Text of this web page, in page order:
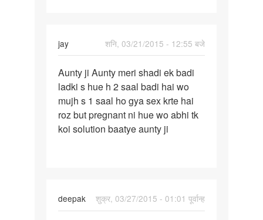
jay
शनि, 03/21/2015 - 12:55 बजे
Aunty
ji
Aunty ji Aunty meri shadi ek badi
ladki s hue h 2 saal badi hai wo
mujh s 1 saal ho gya sex krte hai
roz but pregnant ni hue wo abhi tk
koi solution baatye aunty ji
deepak
शुक्र, 03/27/2015 - 01:01 पूर्वान्ह